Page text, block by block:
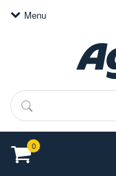
Menu
Hledat
0